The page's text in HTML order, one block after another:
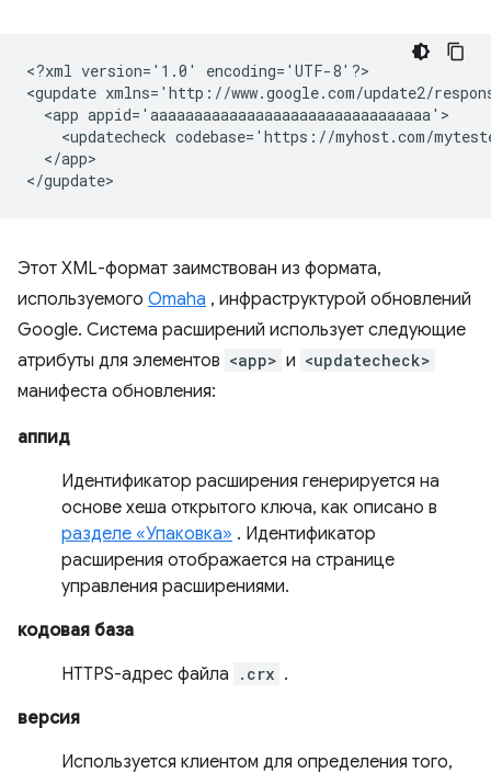
<?xml version='1.0'
encoding='UTF-8'?>
<gupdate xmlns='http://www.google.com/update2/
<app
<updatecheck codebase='https://myhost.com/
</app>
Этот XML-формат заимствован из формата,
используемого Omaha , инфраструктурой обновлений
Google. Система расширений использует следующие
атрибуты для элементов <app> и <updatecheck>
манифеста обновления:
аппид
Идентификатор расширения генерируется на
основе хеша открытого ключа, как описано в
разделе «Упаковка» . Идентификатор
расширения отображается на странице
управления расширениями.
кодовая база
HTTPS-адрес файла
.crx .
версия
Используется клиентом для определения того,